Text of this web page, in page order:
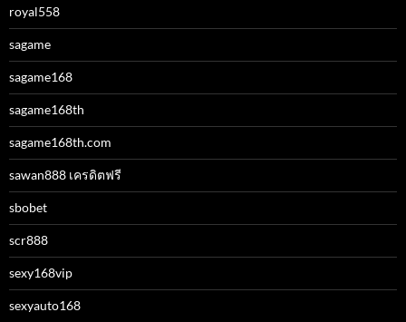
royal558
sagame
sagame168
sagame168th
sagame168th.com
sawan888 เครดิตฟรี
sbobet
scr888
sexy168vip
sexyauto168